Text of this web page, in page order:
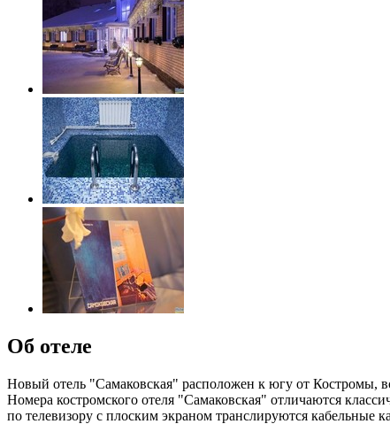
Об отеле
Новый отель "Самаковская" расположен к югу от Костромы,
Номера костромского отеля "Самаковская" отличаются
по телевизору с плоским экраном транслируются кабельные